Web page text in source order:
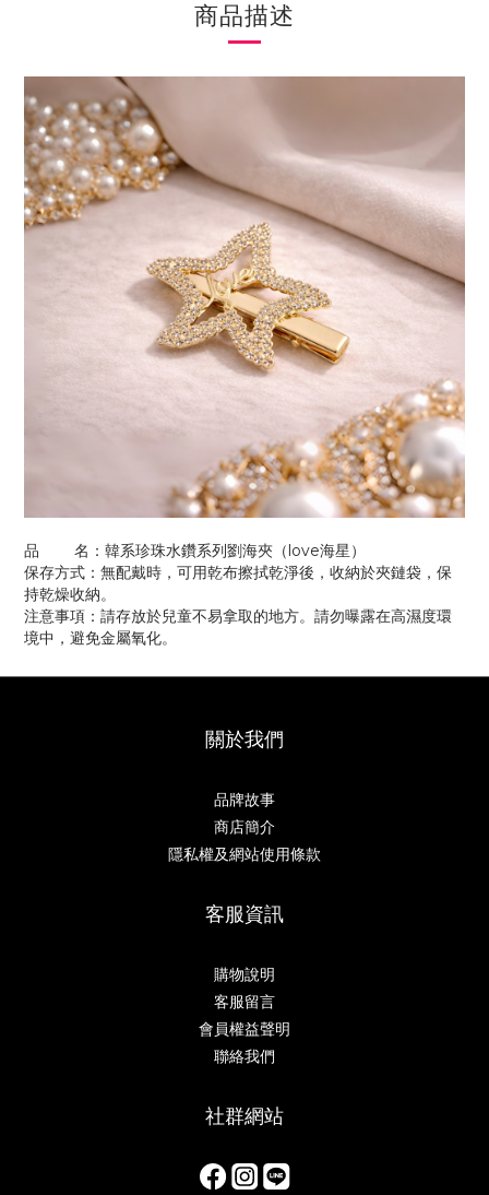
商品描述
品 名：韓系珍珠水鑽系列劉海夾（love海星）
保存方式：無配戴時，可用乾布擦拭乾淨後，收納於夾鏈袋，保
持乾燥收納。
注意事項：請存放於兒童不易拿取的地方。請勿曝露在高濕度環
境中，避免金屬氧化。
關於我們
品牌故事
商店簡介
隱私權及網站使用條款
客服資訊
購物說明
客服留言
會員權益聲明
聯絡我們
社群網站